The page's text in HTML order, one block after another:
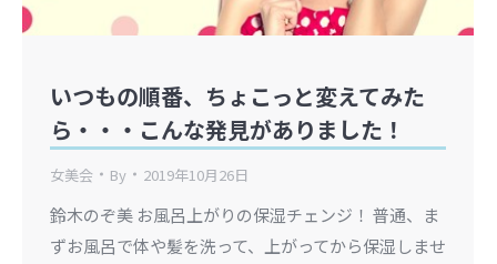
いつもの順番、ちょこっと変えてみた
ら・・・こんな発見がありました！
女美会 By 2019年10月26日
鈴木のぞ美 お風呂上がりの保湿チェンジ！ 普通、ま
ずお風呂で体や髪を洗って、上がってから保湿しませ